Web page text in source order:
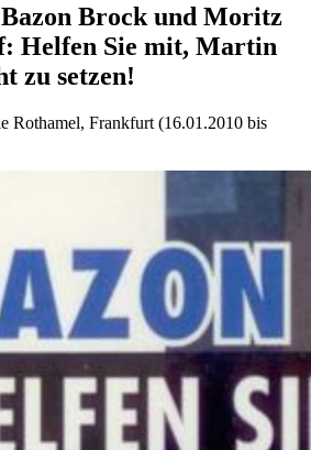
Bazon Brock und Moritz
Helfen Sie mit, Martin
zu setzen!
Rothamel, Frankfurt (16.01.2010 bis